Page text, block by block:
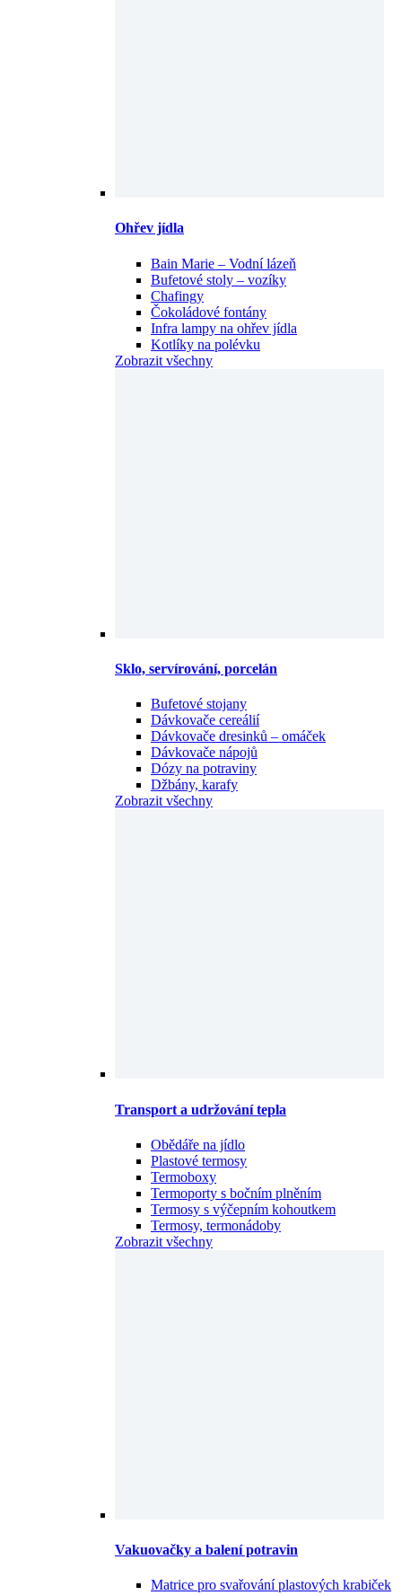
Bain Marie – Vodní lázeň
Chafingy
Čokoládové fontány
Infra lampy na ohřev jídla
Kotlíky na polévku
Zobrazit všechny
Bufetové stojany
Dávkovače dresinků – omáček
Dávkovače nápojů
Dózy na potraviny
Džbány, karafy
Zobrazit všechny
Obědáře na jídlo
Termoboxy
Termoporty s bočním plněním
Termosy s výčepním kohoutkem
Termosy, termonádoby
Zobrazit všechny
Matrice pro svařování plastových krabiček
Vakuové balicí stroje